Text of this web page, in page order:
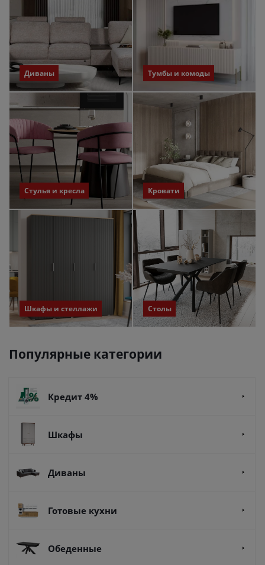
Диваны Тумбы и комоды
Стулья и кресла Кровати
Шкафы и стеллажи Столы
Популярные категории
Кредит 4%
Шкафы
Диваны
Готовые кухни
Обеденные